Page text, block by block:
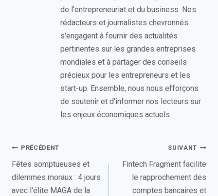
de l'entrepreneuriat et du business. Nos
rédacteurs et journalistes chevronnés
s'engagent à fournir des actualités
pertinentes sur les grandes entreprises
mondiales et à partager des conseils
précieux pour les entrepreneurs et les
start-up. Ensemble, nous nous efforçons
de soutenir et d'informer nos lecteurs sur
les enjeux économiques actuels.
Navigation
de
l’article
PRÉCÉDENT
Fêtes somptueuses et
dilemmes moraux : 4 jours
avec l'élite MAGA de la
SUIVANT
Fintech Fragment facilite
le rapprochement des
comptes bancaires et